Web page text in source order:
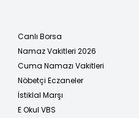
Canlı Borsa
Namaz Vakitleri 2026
Cuma Namazı Vakitleri
Nöbetçi Eczaneler
İstiklal Marşı
E Okul VBS